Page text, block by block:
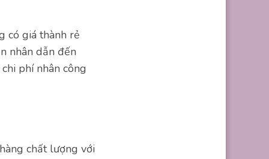
có giá thành rẻ
nhân dẫn đến
phí nhân công
chất lượng với